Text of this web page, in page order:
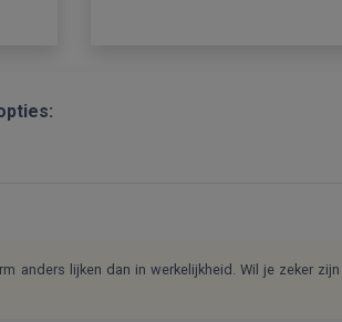
anders lijken dan in werkelijkheid. Wil je zeker